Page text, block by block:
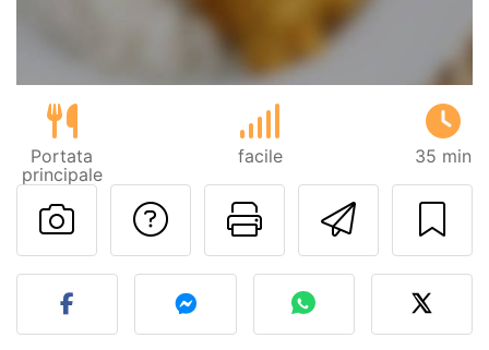
Portata
principale
facile 35 min
Invia
Stampa la
Contatta l'autore
Pubblica la foto di